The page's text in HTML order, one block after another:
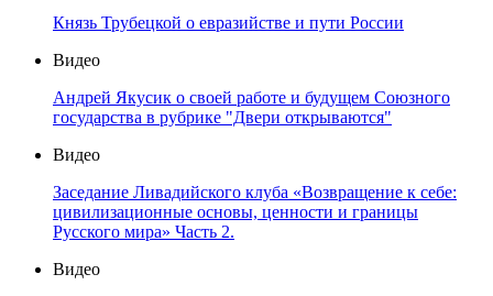
Князь Трубецкой о евразийстве и пути России
Видео
Андрей Якусик о своей работе и будущем Союзного
государства в рубрике "Двери открываются"
Видео
Заседание Ливадийского клуба «Возвращение к себе:
цивилизационные основы, ценности и границы
Русского мира» Часть 2.
Видео